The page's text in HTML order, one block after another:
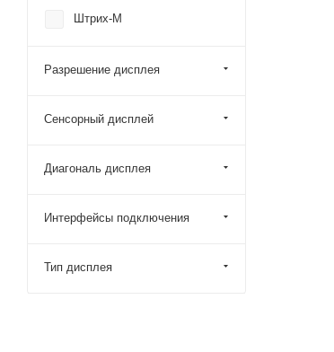
Штрих-М
Разрешение дисплея
Сенсорный дисплей
Диагональ дисплея
Интерфейсы подключения
Тип дисплея